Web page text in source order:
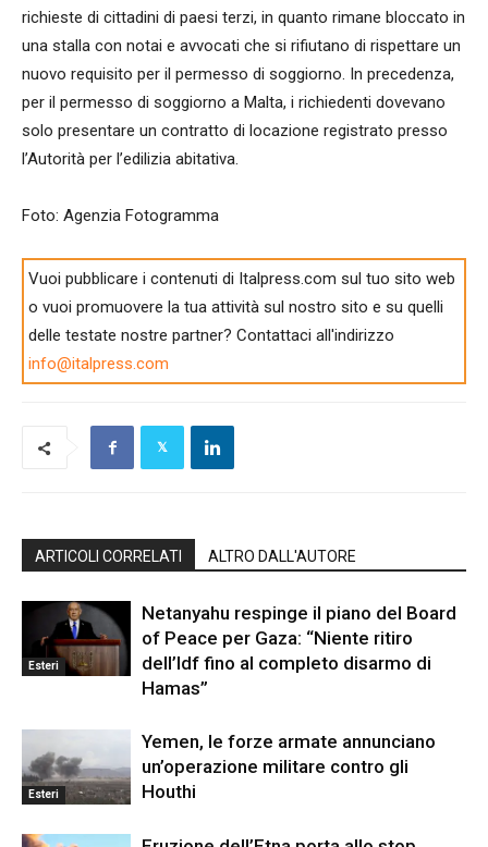
richieste di cittadini di paesi terzi, in quanto rimane bloccato in
una stalla con notai e avvocati che si rifiutano di rispettare un
nuovo requisito per il permesso di soggiorno. In precedenza,
per il permesso di soggiorno a Malta, i richiedenti dovevano
solo presentare un contratto di locazione registrato presso
l’Autorità per l’edilizia abitativa.
Foto: Agenzia Fotogramma
Vuoi pubblicare i contenuti di Italpress.com sul tuo sito web
o vuoi promuovere la tua attività sul nostro sito e su quelli
delle testate nostre partner? Contattaci all'indirizzo
info@italpress.com
ARTICOLI CORRELATI ALTRO DALL'AUTORE
Esteri
Netanyahu respinge il piano del Board
of Peace per Gaza: “Niente ritiro
dell’Idf fino al completo disarmo di
Hamas”
Esteri
Yemen, le forze armate annunciano
un’operazione militare contro gli
Houthi